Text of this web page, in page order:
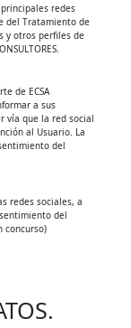
principales redes
del Tratamiento de
y otros perfiles de
de ECSA
a sus
vía que la red social
al Usuario. La
del
redes sociales, a
del
concurso)